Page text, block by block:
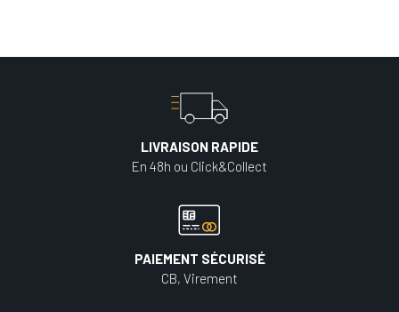
LIVRAISON RAPIDE
En 48h ou Click&Collect
PAIEMENT SÉCURISÉ
CB, Virement